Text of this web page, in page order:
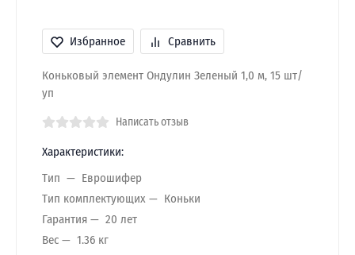
Избранное Сравнить
Коньковый элемент Ондулин Зеленый 1,0 м, 15 шт/
уп
Написать отзыв
Характеристики:
Тип
Еврошифер
Тип комплектующих
Коньки
Гарантия
20 лет
Вес
1.36 кг